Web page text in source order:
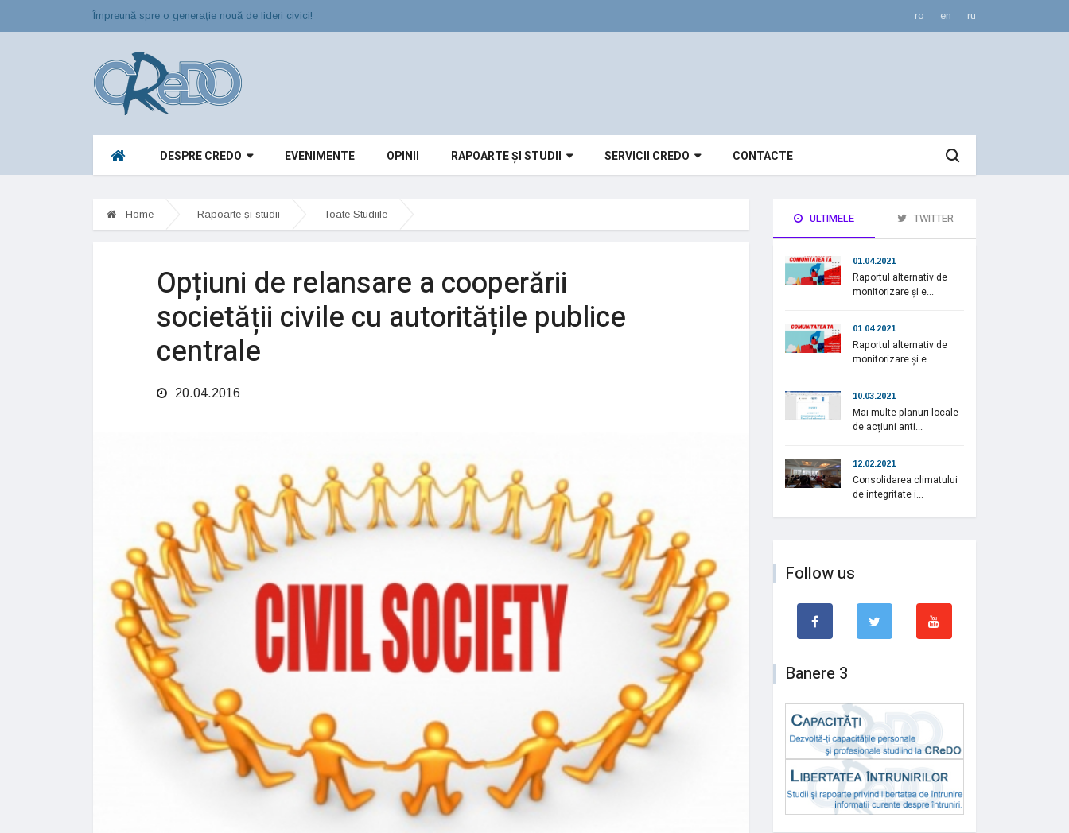
Împreună spre o generaţie nouă de lideri civici! ro en ru
DESPRE CREDO EVENIMENTE OPINII RAPOARTE ȘI STUDII SERVICII CREDO CONTACTE
Home Rapoarte și studii Toate Studiile
Opțiuni de relansare a cooperării
societății civile cu autoritățile publice
centrale
20.04.2016
ULTIMELE TWITTER
01.04.2021
Raportul alternativ de
monitorizare și e...
01.04.2021
Raportul alternativ de
monitorizare și e...
10.03.2021
Mai multe planuri locale
de acțiuni anti...
12.02.2021
Consolidarea climatului
de integritate i...
Follow us
Banere 3